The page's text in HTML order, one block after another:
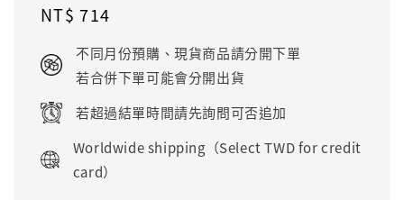
Regular
NT$ 714
不同月份預購、現貨商品請分開下單
若合併下單可能會分開出貨
若超過結單時間請先詢問可否追加
Worldwide shipping（Select TWD for credit
card）